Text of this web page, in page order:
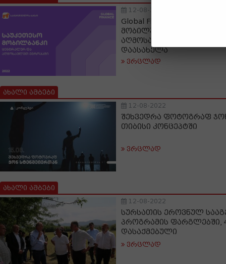
12-08-2022
Global Finance-მა
მობილური აპლიკაცია
აღმოსავლეთ ევროპაში
დაასახელა
ვრცლად
ახალი ამბები
12-08-2022
შეხვედრა ფოტოგრაფ
თიბისი კონცეპტში
ვრცლად
ახალი ამბები
12-08-2022
სურსათის ეროვნულ
პროგრამის ფარგლებში,
დასაქმებული
ვრცლად